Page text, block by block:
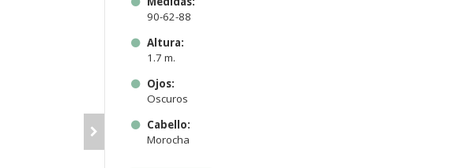
90-62-88
Altura:
1.7 m.
Ojos:
Oscuros
Cabello:
Morocha